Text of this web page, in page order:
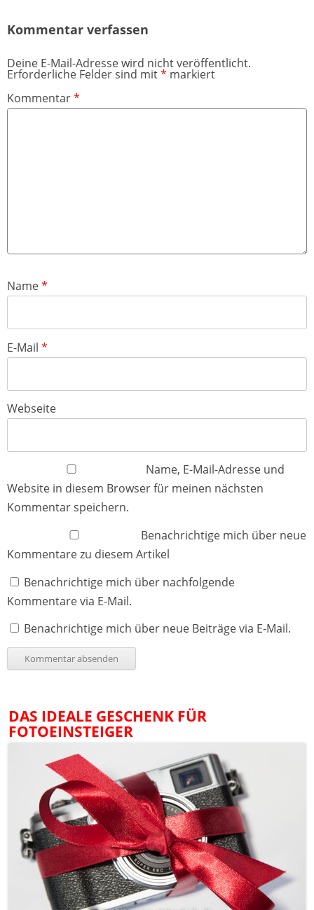
Kommentar verfassen
Deine E-Mail-Adresse wird nicht veröffentlicht.
Erforderliche Felder sind mit* markiert
Kommentar*
Name*
E-Mail *
Webseite
Name, E-Mail-Adresse und
Website in diesem Browser für meinen nächsten
Kommentar speichern.
Benachrichtige mich über neue
Kommentare zu diesem Artikel
Benachrichtige mich über nachfolgende
Kommentare via E-Mail.
Benachrichtige mich über neue Beiträge via E-Mail.
DAS IDEALE GESCHENK FÜR
FOTOEINSTEIGER